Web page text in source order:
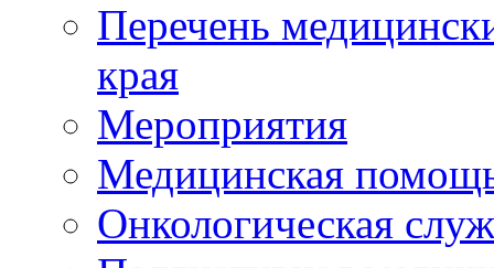
Перечень
края
Мероприятия
Медицинская
Онкологическая